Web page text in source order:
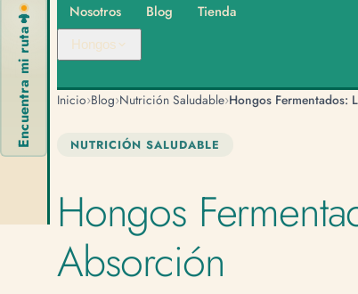
🍄
Encuentra mi ruta
Nosotros Blog Tienda
Hongos
Inicio›Blog›Nutrición Saludable›
NUTRICIÓN SALUDABLE
Hongos
Absorción